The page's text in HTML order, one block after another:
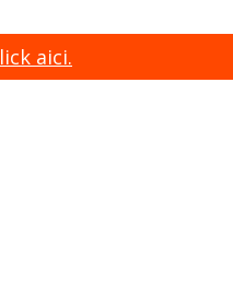
aici.